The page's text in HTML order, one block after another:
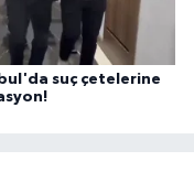
suç çetelerine